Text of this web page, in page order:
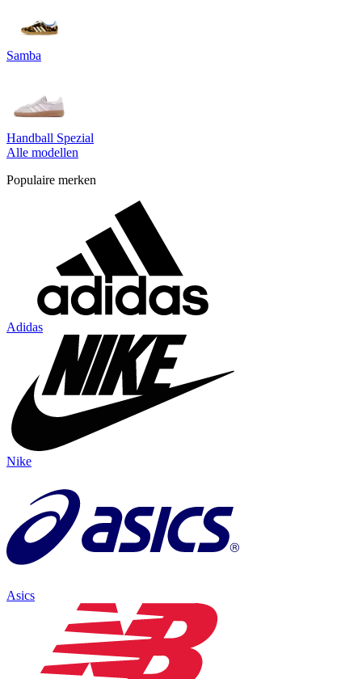
Samba
Handball Spezial
Alle modellen
Populaire merken
Adidas
Nike
Asics